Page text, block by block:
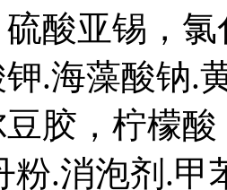
酸亚锡，
.海藻酸钠.
胶，柠檬
粉.消泡剂.甲